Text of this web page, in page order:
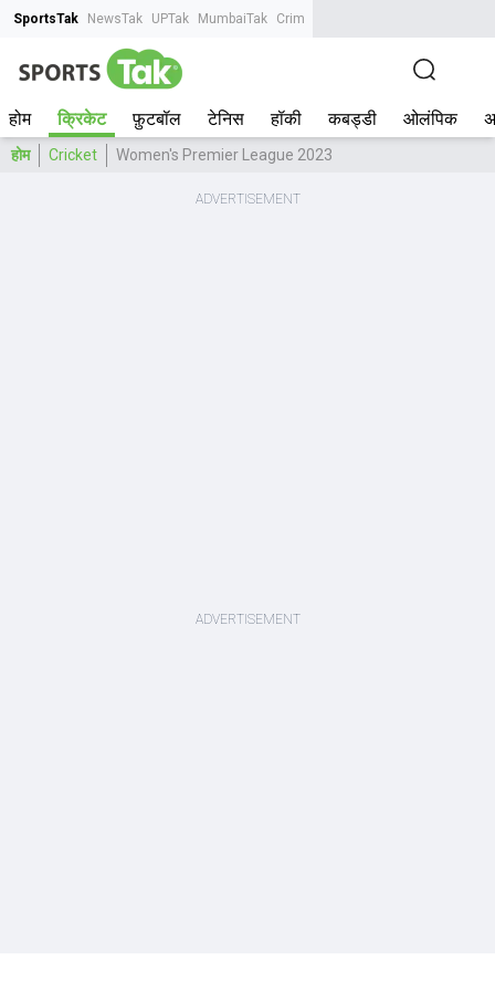
SportsTak NewsTak UPTak MumbaiTak CrimeTak
होम क्रिकेट फ़ुटबॉल टेनिस हॉकी कबड्डी ओलंपिक
होम Cricket Women's Premier League 2023